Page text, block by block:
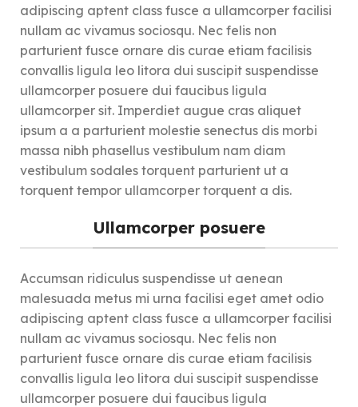
📦
Expédié
sous
48h
Imaginé et
avec amour
en France
📦
Expédié
sous
48h
Imaginé et
avec amour
en France
adipiscing aptent class fusce a ullamcorper facilisi
nullam ac vivamus sociosqu. Nec felis non
parturient fusce ornare dis curae etiam facilisis
convallis ligula leo litora dui suscipit suspendisse
ullamcorper posuere dui faucibus ligula
ullamcorper sit. Imperdiet augue cras aliquet
ipsum a a parturient molestie senectus dis morbi
massa nibh phasellus vestibulum nam diam
vestibulum sodales torquent parturient ut a
torquent tempor ullamcorper torquent a dis.
Ullamcorper posuere
Accumsan ridiculus suspendisse ut aenean
malesuada metus mi urna facilisi eget amet odio
adipiscing aptent class fusce a ullamcorper facilisi
nullam ac vivamus sociosqu. Nec felis non
parturient fusce ornare dis curae etiam facilisis
convallis ligula leo litora dui suscipit suspendisse
ullamcorper posuere dui faucibus ligula